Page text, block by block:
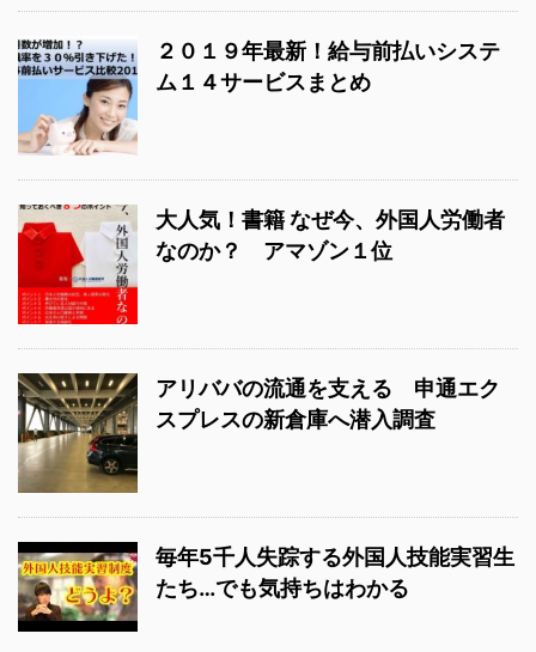
２０１９年最新！給与前払いシステ
ム１４サービスまとめ
大人気！書籍 なぜ今、外国人労働者
なのか？ アマゾン１位
アリババの流通を支える 申通エク
スプレスの新倉庫へ潜入調査
毎年5千人失踪する外国人技能実習生
たち…でも気持ちはわかる